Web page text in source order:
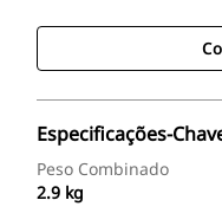
Especificações-
Peso Combinado
2.9 kg